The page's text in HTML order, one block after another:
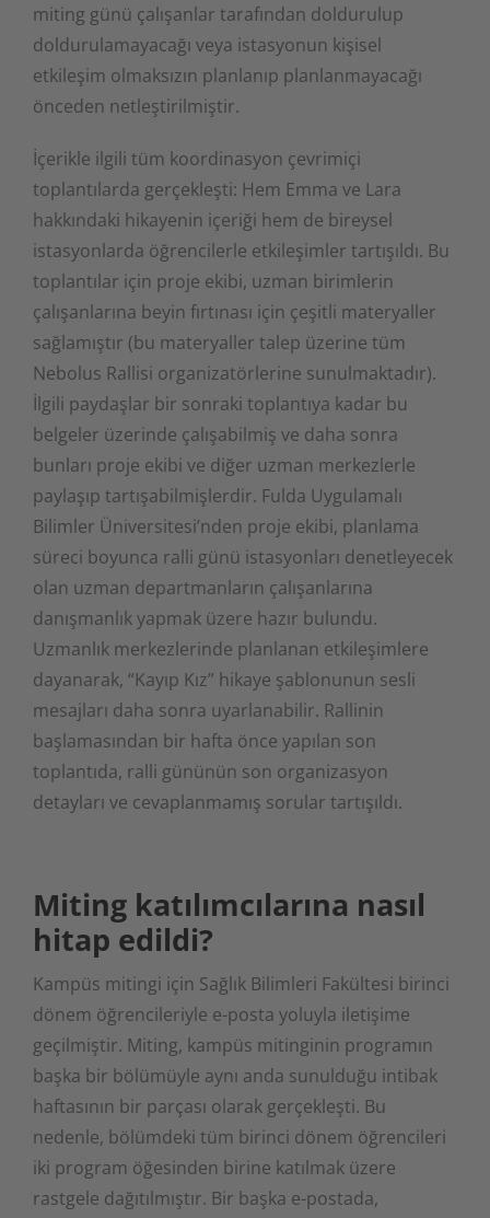
miting günü çalışanlar tarafından doldurulup
doldurulamayacağı veya istasyonun kişisel
etkileşim olmaksızın planlanıp planlanmayacağı
önceden netleştirilmiştir.
İçerikle ilgili tüm koordinasyon çevrimiçi
toplantılarda gerçekleşti: Hem Emma ve Lara
hakkındaki hikayenin içeriği hem de bireysel
istasyonlarda öğrencilerle etkileşimler tartışıldı. Bu
toplantılar için proje ekibi, uzman birimlerin
çalışanlarına beyin fırtınası için çeşitli materyaller
sağlamıştır (bu materyaller talep üzerine tüm
Nebolus Rallisi organizatörlerine sunulmaktadır).
İlgili paydaşlar bir sonraki toplantıya kadar bu
belgeler üzerinde çalışabilmiş ve daha sonra
bunları proje ekibi ve diğer uzman merkezlerle
paylaşıp tartışabilmişlerdir. Fulda Uygulamalı
Bilimler Üniversitesi’nden proje ekibi, planlama
süreci boyunca ralli günü istasyonları denetleyecek
olan uzman departmanların çalışanlarına
danışmanlık yapmak üzere hazır bulundu.
Uzmanlık merkezlerinde planlanan etkileşimlere
dayanarak, “Kayıp Kız” hikaye şablonunun sesli
mesajları daha sonra uyarlanabilir. Rallinin
başlamasından bir hafta önce yapılan son
toplantıda, ralli gününün son organizasyon
detayları ve cevaplanmamış sorular tartışıldı.
Miting katılımcılarına nasıl
hitap edildi?
Kampüs mitingi için Sağlık Bilimleri Fakültesi birinci
dönem öğrencileriyle e-posta yoluyla iletişime
geçilmiştir. Miting, kampüs mitinginin programın
başka bir bölümüyle aynı anda sunulduğu intibak
haftasının bir parçası olarak gerçekleşti. Bu
nedenle, bölümdeki tüm birinci dönem öğrencileri
iki program öğesinden birine katılmak üzere
rastgele dağıtılmıştır. Bir başka e-postada,